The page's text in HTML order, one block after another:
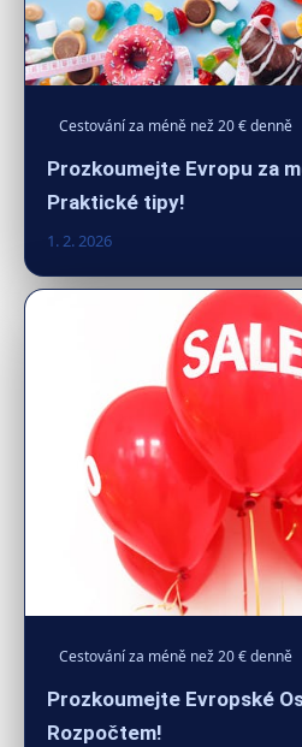
Cestování za méně než 20 € denně
Prozkoumejte Evropu za
Praktické tipy!
1. 2. 2026
Cestování za méně než 20 € denně
Prozkoumejte Evropské
Rozpočtem!